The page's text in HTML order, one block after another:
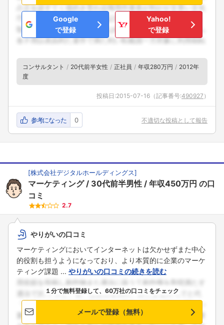
Google
で登録
Yahoo!
で登録
コンサルタント 20代前半女性 正社員 年収280万円
2012年
度
投稿日:2015-07-16 （記事番号:490927 ）
参考になった 0 不適切な投稿として報告
[株式会社デジタルホールディングス]
マーケティング 30代前半男性 年収450万円 の口
コミ
2.7
やりがいの口コミ
マーケティングにおいてインターネットは欠かせずまた中心
的役割も担うようになっており、より本質的に企業のマーケ
ティング課題 ... やりがいの口コミの続きを読む
１分で無料登録して、60万社の口コミをチェック
メールで登録（無料）